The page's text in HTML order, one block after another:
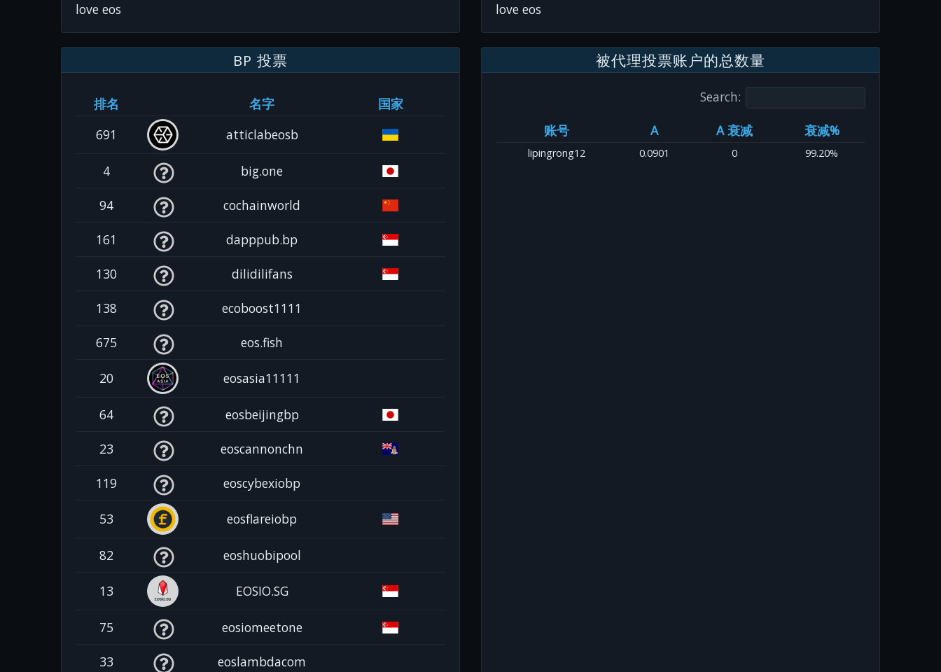
love eos love eos
BP 投票
排名 名字
国家
691
atticlabeosb
4 big.one
94 cochainworld
161 dapppub.bp
130 dilidilifans
138 ecoboost1111
675 eos.fish
20 eosasia11111
64 eosbeijingbp
23 eoscannonchn
119 eoscybexiobp
53 eosflareiobp
82 eoshuobipool
13 EOSIO.SG
75 eosiomeetone
33 eoslambdacom
被代理投票账户的总数量
Search:
账号
A A 衰减 衰减%
lipingrong12 0.0901 0 99.20%